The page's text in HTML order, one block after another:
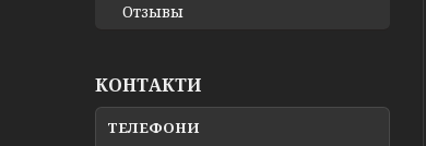
Отзывы
КОНТАКТИ